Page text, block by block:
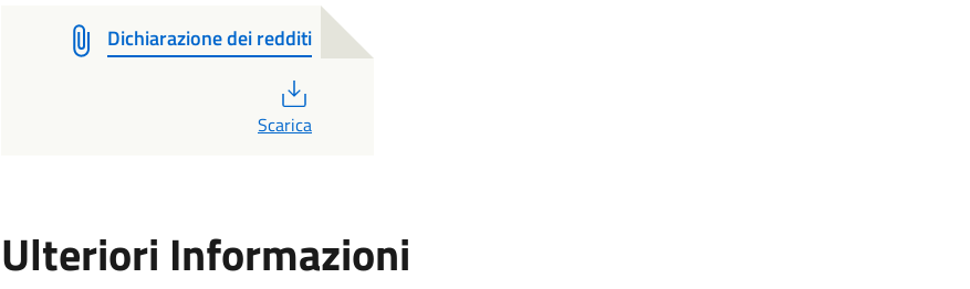
Dichiarazione dei redditi
Scarica
Ulteriori Informazioni